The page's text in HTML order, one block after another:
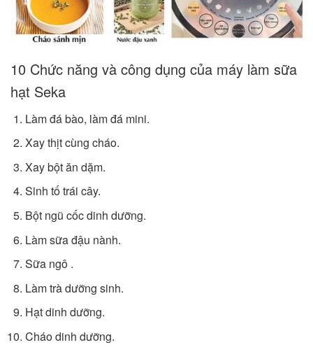
10 Chức năng và công dụng của máy làm sữa
hạt Seka
Làm đá bào, làm đá mini.
Xay thịt cùng cháo.
Xay bột ăn dặm.
Sinh tố trái cây.
Bột ngũ cốc dinh dưỡng.
Làm sữa đậu nành.
Sữa ngô .
Làm trà dưỡng sinh.
Hạt dinh dưỡng.
Cháo dinh dưỡng.